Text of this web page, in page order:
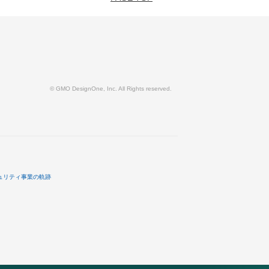
© GMO DesignOne, Inc. All Rights reserved.
リティ事業の軌跡